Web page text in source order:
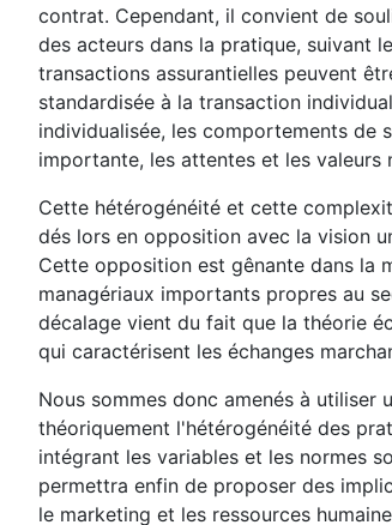
contrat. Cependant, il convient de
des acteurs dans la pratique, suivant
transactions assurantielles peuvent
standardisée à la transaction
individualisée, les comportements de
importante, les attentes et les valeurs
Cette hétérogénéité et cette
dés lors en opposition avec la vision
Cette opposition est gênante dans la
managériaux importants propres au
décalage vient du fait que la théorie
qui caractérisent les échanges
Nous sommes donc amenés à
théoriquement l'hétérogénéité des
intégrant les variables et les normes
permettra enfin de proposer des
le marketing et les ressources